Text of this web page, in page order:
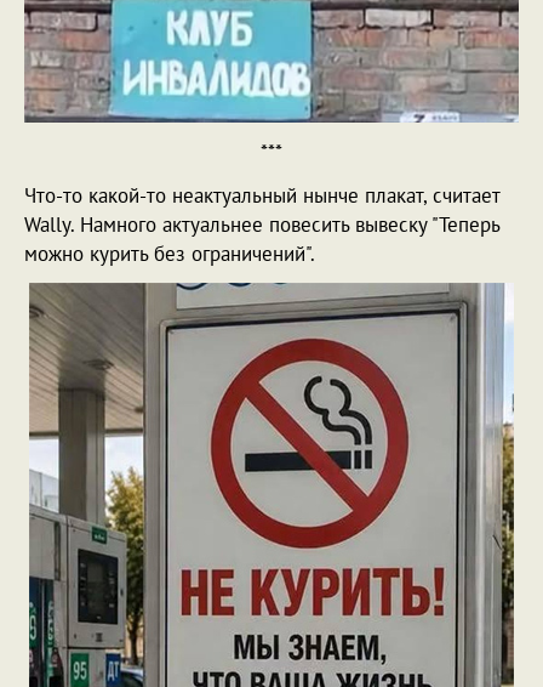
***
Что-то какой-то неактуальный нынче плакат, считает
Wally. Намного актуальнее повесить вывеску "Теперь
можно курить без ограничений".